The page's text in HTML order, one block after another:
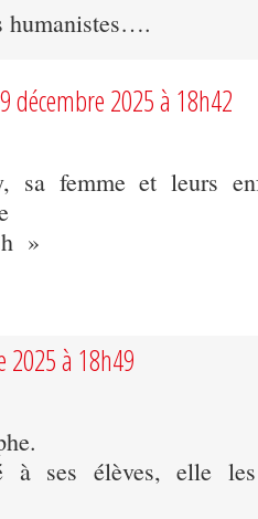
humanistes….
décembre 2025 à 18h42
sa femme et leurs
h »
2025 à 18h49
à ses élèves, elle